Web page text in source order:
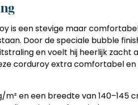
is een stevige maar
Door de speciale bubble
en voelt hij heerlijk zacht
corduroy extra comfortabel en
en een breedte van 140–145